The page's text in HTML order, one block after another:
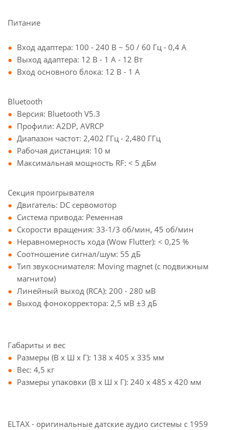
Питание
Вход адаптера: 100 - 240 В ~ 50 / 60 Гц - 0,4 А
Выход адаптера: 12 В - 1 А - 12 Вт
Вход основного блока: 12 В - 1 А
Bluetooth
Версия: Bluetooth V5.3
Профили: A2DP, AVRCP
Диапазон частот: 2,402 ГГц - 2,480 ГГц
Рабочая дистанция: 10 м
Максимальная мощность RF: < 5 дБм
Секция проигрывателя
Двигатель: DC сервомотор
Система привода: Ременная
Скорости вращения: 33-1/3 об/мин, 45 об/мин
Неравномерность хода (Wow Flutter): < 0,25 %
Соотношение сигнал/шум: 55 дБ
Тип звукоснимателя: Moving magnet (с подвижным
магнитом)
Линейный выход (RCA): 200 - 280 мВ
Выход фонокорректора: 2,5 мВ ±3 дБ
Габариты и вес
Размеры (В x Ш x Г): 138 x 405 x 335 мм
Вес: 4,5 кг
Размеры упаковки (В x Ш x Г): 240 x 485 x 420 мм
ELTAX - оригинальные датские аудио системы с 1959